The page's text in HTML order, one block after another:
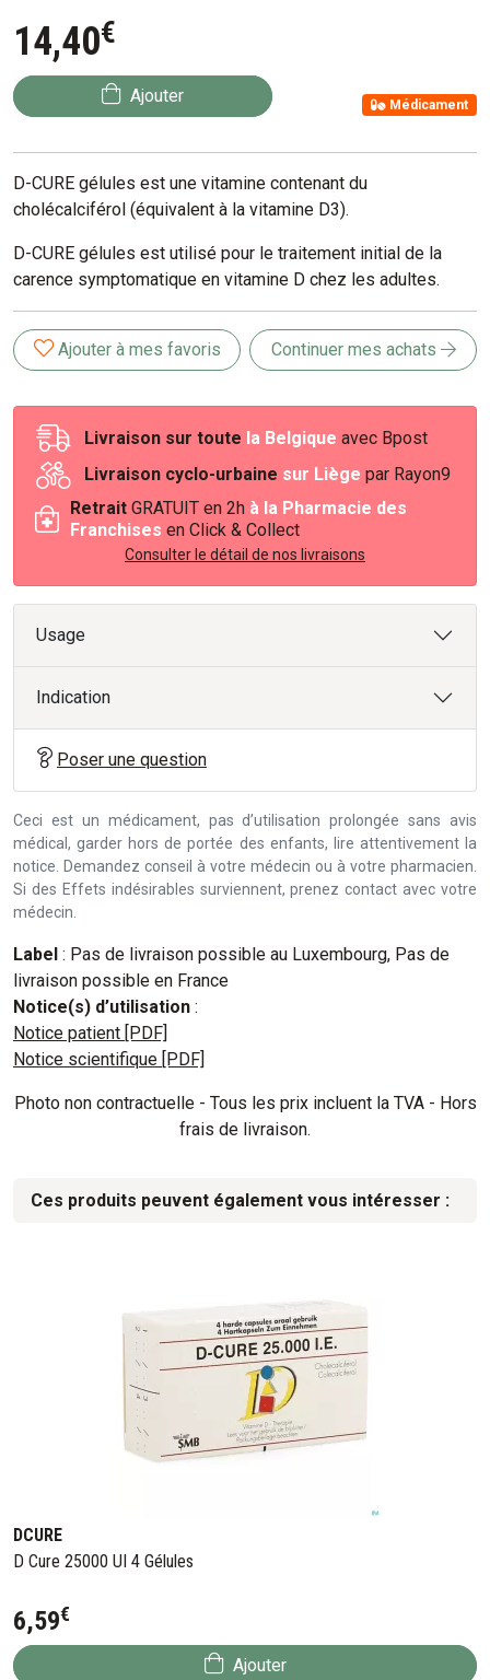
14,40€
Ajouter Médicament
D-CURE gélules est une vitamine contenant du
cholécalciférol (équivalent à la vitamine D3).
D-CURE gélules est utilisé pour le traitement initial de la
carence symptomatique en vitamine D chez les adultes.
Ajouter à mes favoris Continuer mes achats
Livraison sur toute la Belgique avec Bpost
Livraison cyclo-urbaine sur Liège par Rayon9
Retrait GRATUIT en 2h à la Pharmacie des
Franchises en Click & Collect
Consulter le détail de nos livraisons
Usage
Indication
Poser une question
Ceci est un médicament, pas d’utilisation prolongée sans avis
médical, garder hors de portée des enfants, lire attentivement la
notice. Demandez conseil à votre médecin ou à votre pharmacien.
Si des Effets indésirables surviennent, prenez contact avec votre
médecin.
Label : Pas de livraison possible au Luxembourg, Pas de
livraison possible en France
Notice(s) d’utilisation :
Notice patient [PDF]
Notice scientifique [PDF]
Photo non contractuelle - Tous les prix incluent la TVA - Hors
frais de livraison.
Ces produits peuvent également vous intéresser :
DCURE
D Cure 25000 UI 4 Gélules
6,59€
Ajouter